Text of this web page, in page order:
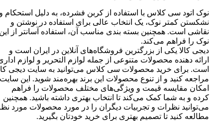
نوک اتود سی کلاس با استفاده از کربن فشرده، به دلیل استحکام
نشکستن کمتر نوک، یک انتخاب عالی برای استفاده در نوشتن و
نقاشی است. همچنین بسته بندی مناسب آن، استفاده آسانتر از
نوک را فراهم می‌کند.
دیجی کالا یکی از بزرگترین فروشگاه‌های آنلاین در ایران است و
ارائه دهنده محصولات متنوعی از جمله لوازم التحریر و لوازم
است. برای خرید محصولات سی کلاس می‌توانید به سایت دیجی
مراجعه کنید و از تنوع محصولات این برند بهره‌مند شوید. این سایت
امکان مقایسه قیمت و ویژگی‌های مختلف محصولات را فراهم
کرده و به شما کمک می‌کند تا انتخاب بهتری داشته باشید. همچنین
می‌توانید نظرات و تجربیات دیگران را در مورد محصولات مورد
مطالعه کنید تا تصمیم بهتری برای خرید خودتان بگیرید.